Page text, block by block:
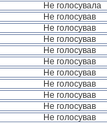
Не голосувала
Не голосував
Не голосував
Не голосував
Не голосував
Не голосував
Не голосував
Не голосував
Не голосував
Не голосував
Не голосував